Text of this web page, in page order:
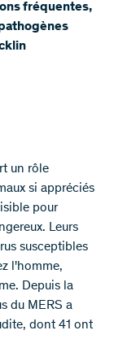
fréquentes,
un rôle
si appréciés
pour
Leurs
susceptibles
l'homme,
Depuis la
du MERS a
dont 41 ont